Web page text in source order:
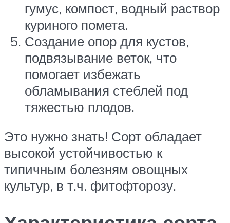
гумус, компост, водный раствор
куриного помета.
Создание опор для кустов,
подвязывание веток, что
помогает избежать
обламывания стеблей под
тяжестью плодов.
Это нужно знать! Сорт обладает
высокой устойчивостью к
типичным болезням овощных
культур, в т.ч. фитофторозу.